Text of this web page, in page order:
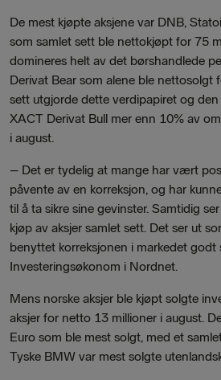
De mest kjøpte aksjene var DNB,
som samlet sett ble nettokjøpt for 75
domineres helt av det børshandlede
Derivat Bear som alene ble nettosolgt
sett utgjorde dette verdipapiret og
XACT Derivat Bull mer enn 10% av
i august.
– Det er tydelig at mange har vært
påvente av en korreksjon, og har
til å ta sikre sine gevinster. Samtidig
kjøp av aksjer samlet sett. Det ser ut
benyttet korreksjonen i markedet godt
Investeringsøkonom i Nordnet.
Mens norske aksjer ble kjøpt solgte
aksjer for netto 13 millioner i august.
Euro som ble mest solgt, med et
Tyske BMW var mest solgte